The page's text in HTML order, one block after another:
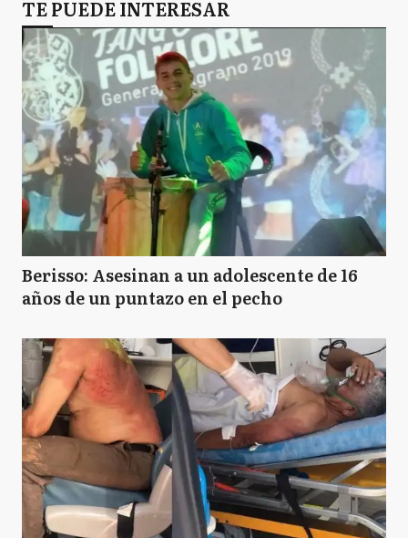
TE PUEDE INTERESAR
Berisso: Asesinan a un adolescente de 16
años de un puntazo en el pecho